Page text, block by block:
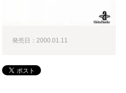
発売日：2000.01.11